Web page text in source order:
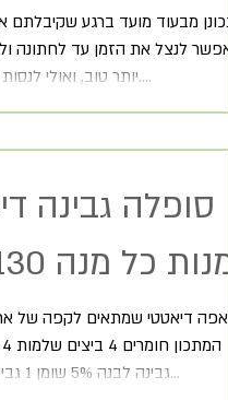
לנצל את הזמן עד לחתונה
יותר טוב, ואולי לנסות לרדת מעט במשקל....
דיאטטי שמתאים לקפה של
גבינה לבנה 5% שומן 1 גביע שמנת חמוצה 9%...